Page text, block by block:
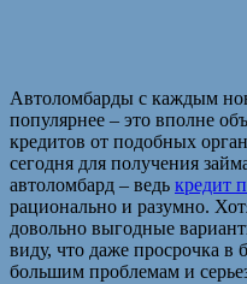
Автоломбарды с каждым
популярнее – это вполне
кредитов от подобных
сегодня для получения
автоломбард – ведь кредит
рационально и разумно.
довольно выгодные
виду, что даже просрочка в
большим проблемам и